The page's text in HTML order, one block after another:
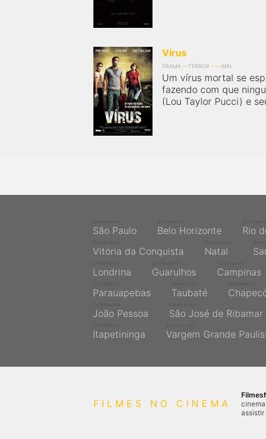
Vírus
DRAMA TERROR MIN
Um vírus mortal se
fazendo com que
(Lou Taylor Pucci) e
São Paulo Belo Horizonte Rio
Vitória da Conquista Natal
Londrina Guarulhos Campinas
Parauapebas Taubaté
João Pessoa São José de Ribamar
Itapetininga Vargem Grande
FILMES NO CINEMA
assistir